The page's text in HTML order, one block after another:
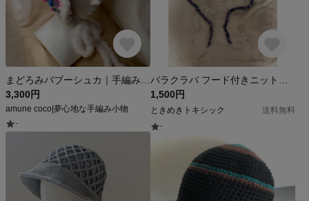
3,300円
amune coco|夢心地な手編み小物
-
1,500円
ときめきトキシック
送料無料
-